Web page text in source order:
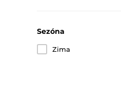
Sezóna
Zima